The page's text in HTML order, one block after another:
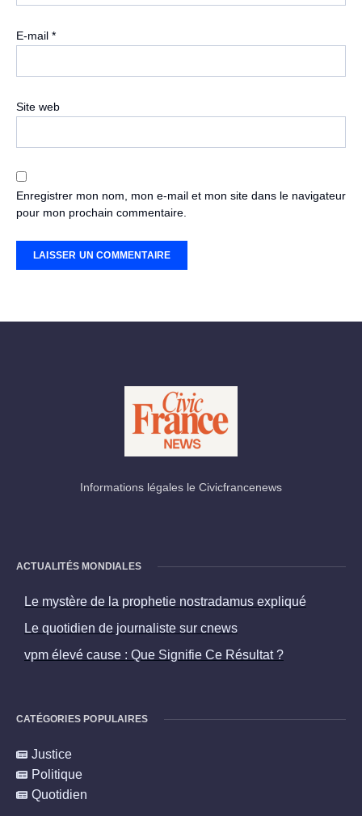
E-mail *
Site web
Enregistrer mon nom, mon e-mail et mon site dans le navigateur
pour mon prochain commentaire.
Informations légales le Civicfrancenews
ACTUALITÉS MONDIALES
Le mystère de la prophetie nostradamus expliqué
Le quotidien de journaliste sur cnews
vpm élevé cause : Que Signifie Ce Résultat ?
CATÉGORIES POPULAIRES
Justice
Politique
Quotidien